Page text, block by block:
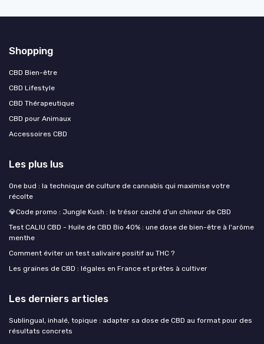
Shopping
CBD Bien-être
CBD Lifestyle
CBD Thérapeutique
CBD pour Animaux
Accessoires CBD
Les plus lus
One bud : la technique de culture de cannabis qui maximise votre
récolte
💎Code promo : Jungle Kush : le trésor caché d’un chineur de CBD
Test CALIU CBD - Huile de CBD Bio 40% : une dose de bien-être à l'arôme
menthe
Comment éviter un test salivaire positif au THC ?
Les graines de CBD : légales en France et prêtes à cultiver
Les derniers articles
Sublingual, inhalé, topique : adapter sa dose de CBD au format pour des
résultats concrets